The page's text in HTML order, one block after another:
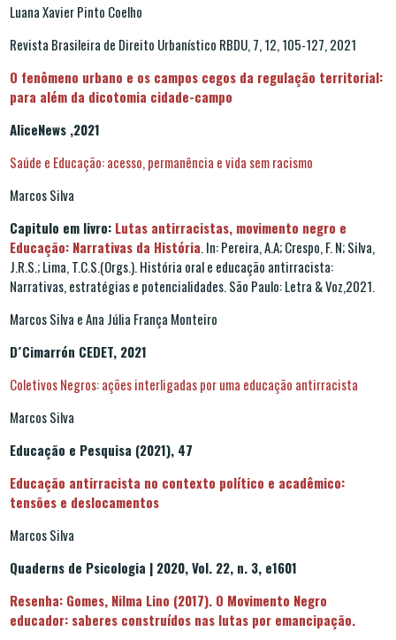
Luana Xavier Pinto Coelho
Revista Brasileira de Direito Urbanístico RBDU, 7, 12, 105-127, 2021
O fenômeno urbano e os campos cegos da regulação territorial:
para além da dicotomia cidade-campo
AliceNews ,2021
Saúde e Educação: acesso, permanência e vida sem racismo
Marcos Silva
Capitulo em livro: Lutas antirracistas, movimento negro e
Educação: Narrativas da História. In: Pereira, A.A; Crespo, F. N; Silva,
J.R.S.; Lima, T.C.S.(Orgs.). História oral e educação antirracista:
Narrativas, estratégias e potencialidades. São Paulo: Letra & Voz,2021.
Marcos Silva e Ana Júlia França Monteiro
D´Cimarrón CEDET, 2021
Coletivos Negros: ações interligadas por uma educação antirracista
Marcos Silva
Educação e Pesquisa (2021), 47
Educação antirracista no contexto político e acadêmico:
tensões e deslocamentos
Marcos Silva
Quaderns de Psicologia | 2020, Vol. 22, n. 3, e1601
Resenha: Gomes, Nilma Lino (2017). O Movimento Negro
educador: saberes construídos nas lutas por emancipação.